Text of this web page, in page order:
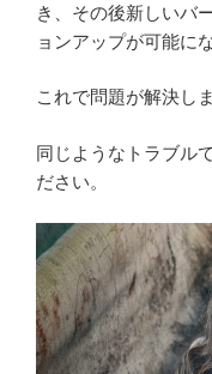
き、その後新しいバ
ョンアップが可能に
これで問題が解決し
同じようなトラブル
ださい。